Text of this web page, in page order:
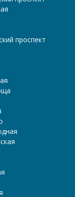
проспект